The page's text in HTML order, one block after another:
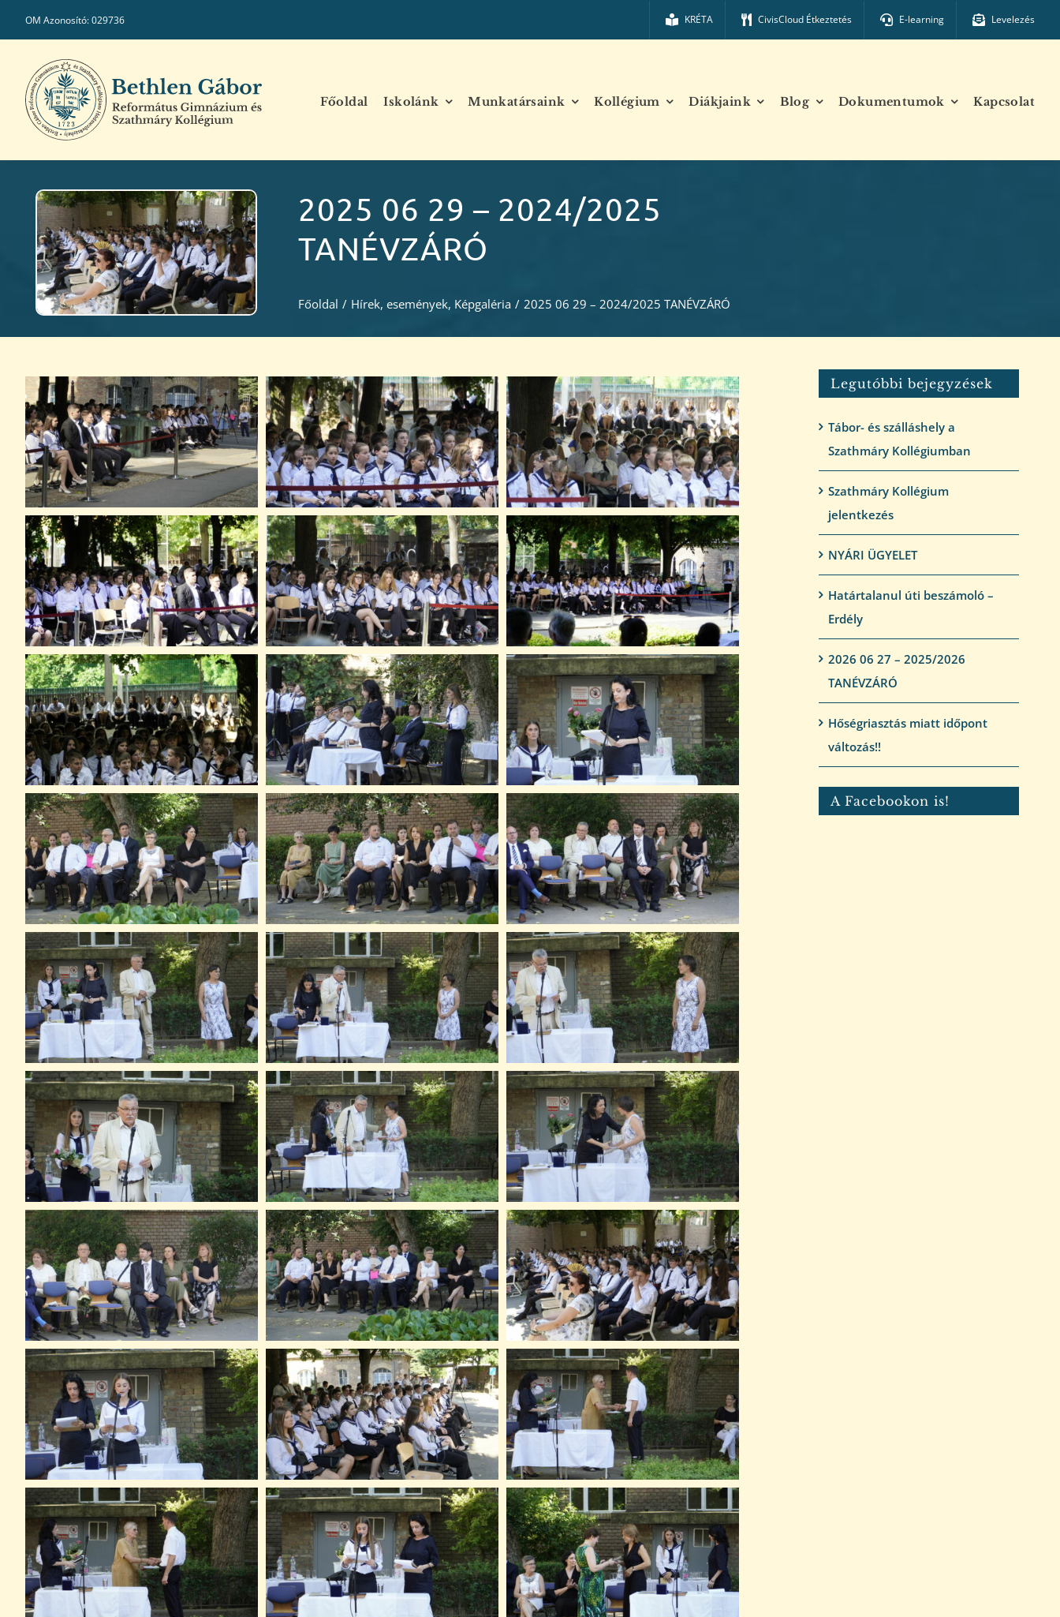
OM Azonosító: 029736 KRÉTA CivisCloud Étkeztetés E-learning Levelezés
Főoldal Iskolánk Munkatársaink Kollégium Diákjaink Blog Dokumentumok Kapcsolat
2025 06 29 – 2024/2025
TANÉVZÁRÓ
Főoldal / Hírek, események, Képgaléria / 2025 06 29 – 2024/2025 TANÉVZÁRÓ
Legutóbbi bejegyzések
Tábor- és szálláshely a
Szathmáry Kollégiumban
Szathmáry Kollégium
jelentkezés
NYÁRI ÜGYELET
Határtalanul úti beszámoló –
Erdély
2026 06 27 – 2025/2026
TANÉVZÁRÓ
Hőségriasztás miatt időpont
változás!!
A Facebookon is!